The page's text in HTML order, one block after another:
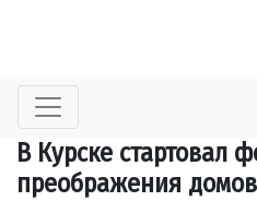
В Курске стартовал
преображения домов